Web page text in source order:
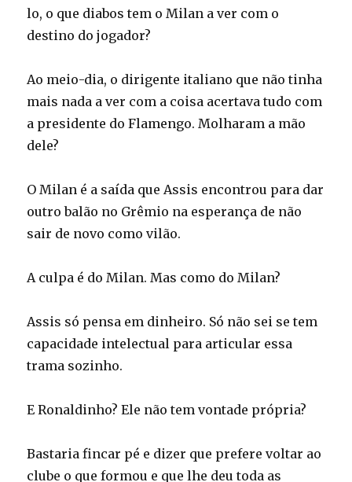
lo, o que diabos tem o Milan a ver com o
destino do jogador?
Ao meio-dia, o dirigente italiano que não tinha
mais nada a ver com a coisa acertava tudo com
a presidente do Flamengo. Molharam a mão
dele?
O Milan é a saída que Assis encontrou para dar
outro balão no Grêmio na esperança de não
sair de novo como vilão.
A culpa é do Milan. Mas como do Milan?
Assis só pensa em dinheiro. Só não sei se tem
capacidade intelectual para articular essa
trama sozinho.
E Ronaldinho? Ele não tem vontade própria?
Bastaria fincar pé e dizer que prefere voltar ao
clube o que formou e que lhe deu toda as